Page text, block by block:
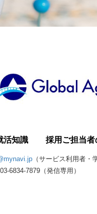
活知識 採用ご担当者
（サービス利用者・
6834-7879（発信専用）